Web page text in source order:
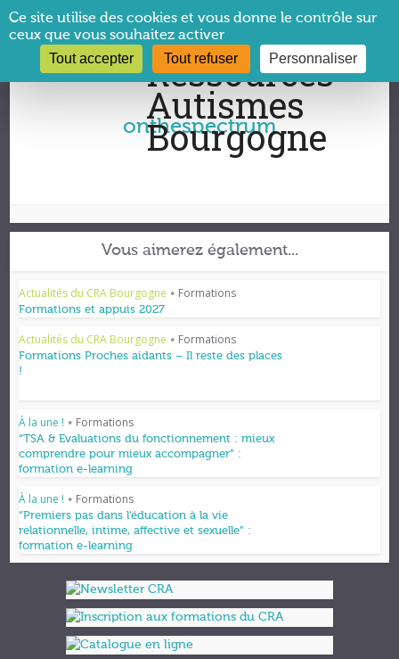
Vous êtes ici :CRA Bourgogne→onthespectrum
onthespectrum
Vous aimerez également...
Actualités du CRA Bourgogne • Formations
Formations et appuis 2027
Actualités du CRA Bourgogne • Formations
Formations Proches aidants – Il reste des places
!
À la une ! • Formations
“TSA & Evaluations du fonctionnement : mieux
comprendre pour mieux accompagner” :
formation e-learning
À la une ! • Formations
“Premiers pas dans l’éducation à la vie
relationnelle, intime, affective et sexuelle” :
formation e-learning
Panneau de gestion des cookies
Ce site utilise des cookies et vous donne le contrôle sur
ceux que vous souhaitez activer
Tout accepter Tout refuser Personnaliser